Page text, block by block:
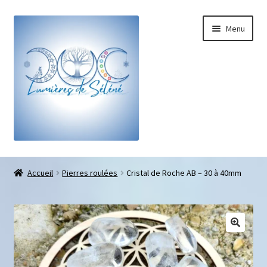
Menu
Boutique
Galets pouce anti-stress
Pendentifs sifflet et fioles
Accueil Pierres roulées Cristal de Roche AB – 30 à 40mm